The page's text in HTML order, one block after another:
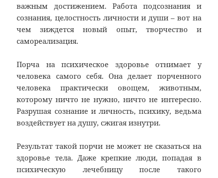
важным достижением. Работа подсознания и
сознания, целостность личности и души – вот на
чем зиждется новый опыт, творчество и
самореализация.
Порча на психическое здоровье отнимает у
человека самого себя. Она делает порченного
человека практически овощем, животным,
которому ничто не нужно, ничто не интересно.
Разрушая сознание и личность, психику, ведьма
воздействует на душу, сжигая изнутри.
Результат такой порчи не может не сказаться на
здоровье тела. Даже крепкие люди, попадая в
психическую лечебницу после такого